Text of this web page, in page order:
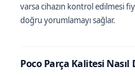
varsa cihazın kontrol edilmesi
doğru yorumlamayı sağlar.
Poco Parça Kalitesi